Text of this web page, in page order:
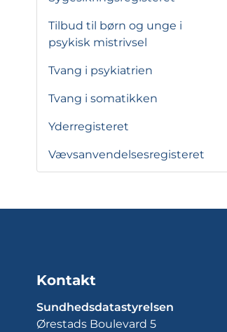
Tilbud til børn og unge i
psykisk mistrivsel
Tvang i psykiatrien
Tvang i somatikken
Yderregisteret
Vævsanvendelsesregisteret
Kontakt
Sundhedsdatastyrelsen
Ørestads Boulevard 5